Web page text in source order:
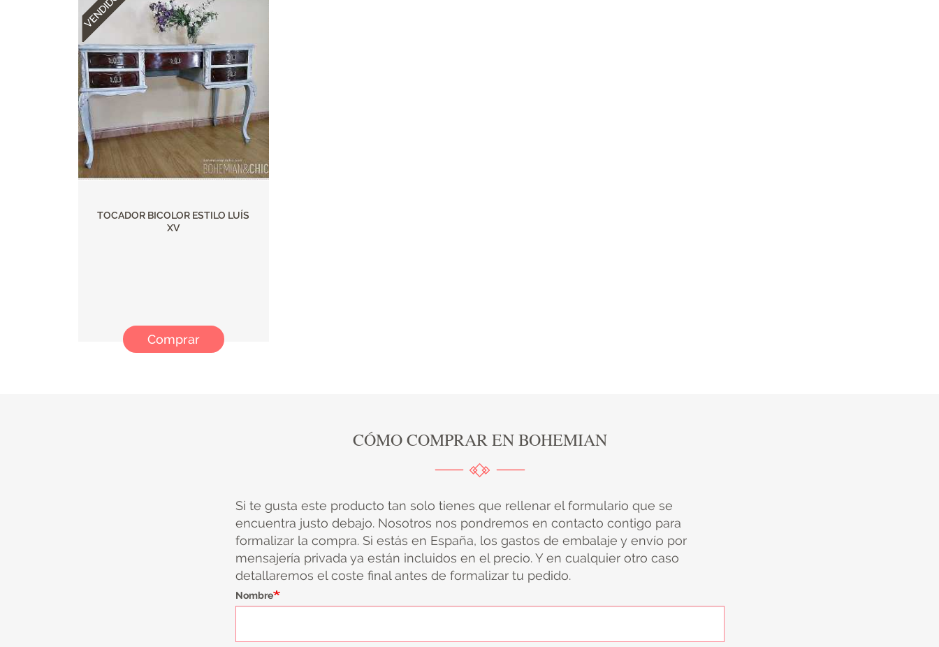
TOCADOR BICOLOR ESTILO LUÍS
XV
Comprar
CÓMO COMPRAR EN BOHEMIAN
Si te gusta este producto tan solo tienes que rellenar el formulario que se
encuentra justo debajo. Nosotros nos pondremos en contacto contigo para
formalizar la compra. Si estás en España, los gastos de embalaje y envío por
mensajería privada ya están incluidos en el precio. Y en cualquier otro caso
detallaremos el coste final antes de formalizar tu pedido.
Nombre